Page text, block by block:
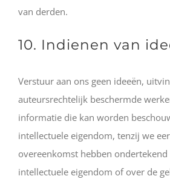
van derden.
10. Indienen van
Verstuur aan ons geen ideeën,
auteursrechtelijk beschermde
informatie die kan worden
intellectuele eigendom, tenzij we
overeenkomst hebben
intellectuele eigendom of over de